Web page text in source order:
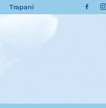
Trapani